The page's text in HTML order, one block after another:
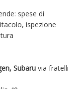
spese di
ispezione
Subaru via fratelli